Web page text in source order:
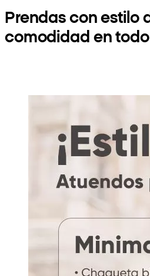
Prendas con estilo
comodidad en